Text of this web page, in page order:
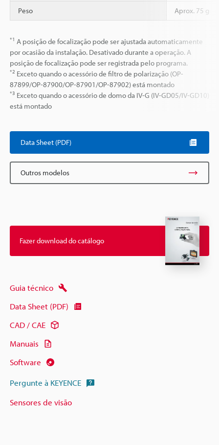
Peso Aprox. 75 g
*1 A posição de focalização pode ser ajustada automaticamente
por ocasião da instalação. Desativado durante a operação. A
posição de focalização pode ser registrada pelo programa.
*2 Exceto quando o acessório de filtro de polarização (OP-
87899/OP-87900/OP-87901/OP-87902) está montado
*3 Exceto quando o acessório de domo da IV-G (IV-GD05/IV-GD10)
está montado
Data Sheet (PDF)
Outros modelos
Fazer download do catálogo
Guia técnico
Data Sheet (PDF)
CAD / CAE
Manuais
Software
Pergunte à KEYENCE
Sensores de visão